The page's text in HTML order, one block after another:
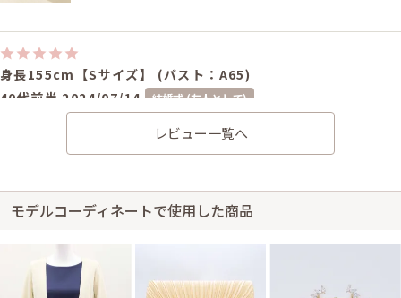
身長155cm【Sサイズ】 (バスト：A65)
40代前半 2024/07/14
結婚式 (友人として)
サイズはぴったりで、丈はひざ下でした。 イメージ通りの品物でした。 梱
包も丁寧でした。 また利用したいと思います。
ベージュのチュールハンド
バッグ
レビュー一覧へ
モデルコーディネートで使用した商品